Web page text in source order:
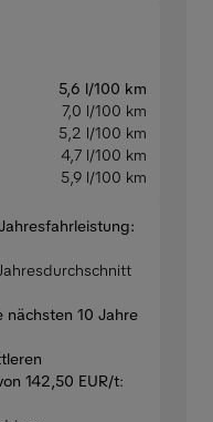
5,6 l/100 km
7,0 l/100 km
5,2 l/100 km
4,7 l/100 km
5,9 l/100 km
nächsten 10 Jahre
142,50 EUR/t: